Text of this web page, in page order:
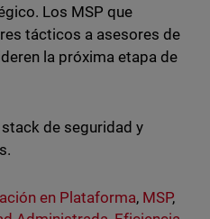
Los MSP que
tácticos a asesores de
la próxima etapa de
de seguridad y
en Plataforma, MSP,